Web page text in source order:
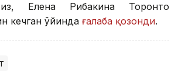
Елена Рибакина Торонто
кечган ўйинда ғалаба қозонди.